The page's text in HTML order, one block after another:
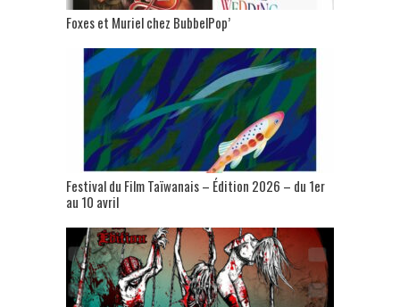
Foxes et Muriel chez BubbelPop’
Festival du Film Taïwanais – Édition 2026 – du 1er
au 10 avril